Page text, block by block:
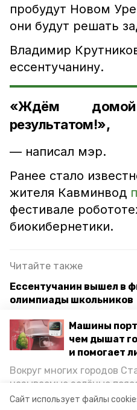
Сайт использует файлы
Машины
чем дышат
и помогает
Вокруг многих городов
называемые зелёные
снижающие негативное
пробудут Новом
они будут решать
Владимир
ессентучанину.
«Ждём
результатом!»,
— написал мэр.
Ранее стало
жителя Кавминвод
фестивале
биокибернетики.
Читайте также
Ессентучанин вышел в
олимпиады школьников
Школьников учат
световозвращающие
Губернатор
первый школьный